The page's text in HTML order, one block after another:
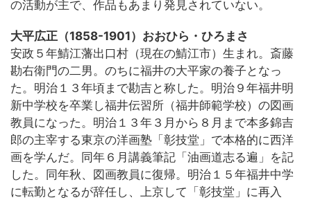
の活動が主で、作品もあまり発見されていない。
大平広正（1858-1901）おおひら・ひろまさ
安政５年鯖江藩出口村（現在の鯖江市）生まれ。斎藤
勘右衛門の二男。のちに福井の大平家の養子となっ
た。明治１３年頃まで勘吉と称した。明治９年福井明
新中学校を卒業し福井伝習所（福井師範学校）の図画
教員になった。明治１３年３月から８月まで本多錦吉
郎の主宰する東京の洋画塾「彰技堂」で本格的に西洋
画を学んだ。同年６月講義筆記「油画道志る遍」を記
した。同年秋、図画教員に復帰。明治１５年福井中学
に転勤となるが辞任し、上京して「彰技堂」に再入